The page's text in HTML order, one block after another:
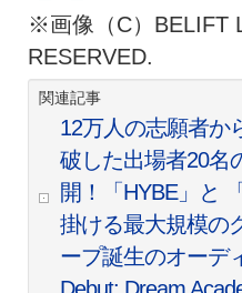
※画像（C）BELIFT
RESERVED.
関連記事
12万人の志願者か
破した出場者20名
開！「HYBE」と
掛ける最大規模の
ープ誕生のオーデ